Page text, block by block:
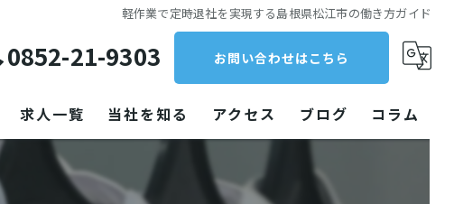
軽作業で定時退社を実現する島根県松江市の働き方ガイド
0852-21-9303 お問い合わせはこちら
求人一覧 当社を知る
クリーニング
アクセス ブログ コラム